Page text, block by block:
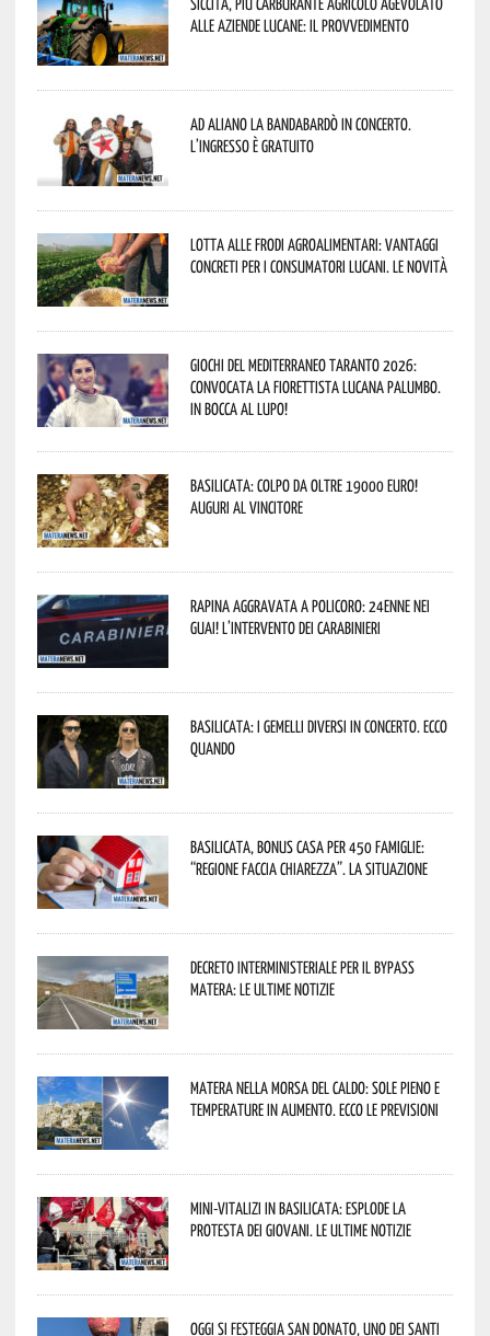
alle aziende lucane: il provvedimento
Ad Aliano la Bandabardò in concerto.
L’ingresso è gratuito
Lotta alle frodi agroalimentari: vantaggi
concreti per i consumatori lucani. Le novità
Giochi del Mediterraneo Taranto 2026:
convocata la fiorettista lucana Palumbo.
In bocca al lupo!
Basilicata: colpo da oltre 19000 Euro!
Auguri al vincitore
Rapina aggravata a Policoro: 24enne nei
guai! L’intervento dei Carabinieri
Basilicata: i Gemelli DiVersi in concerto. Ecco
quando
Basilicata, Bonus casa per 450 famiglie:
“Regione faccia chiarezza”. La situazione
Decreto interministeriale per il Bypass
Matera: le ultime notizie
Matera nella morsa del caldo: sole pieno e
temperature in aumento. Ecco le previsioni
Mini-vitalizi in Basilicata: esplode la
protesta dei giovani. Le ultime notizie
Oggi si festeggia San Donato, uno dei Santi